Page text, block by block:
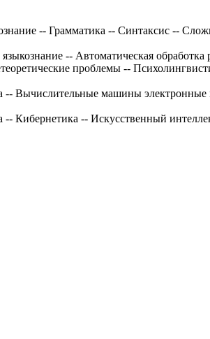
-- Грамматика -- Синтаксис --
-- Автоматическая
проблемы --
-- Вычислительные машины
Кибернетика -- Искусственный